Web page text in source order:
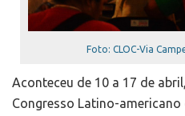
Foto: CLOC-Via
Aconteceu de 10 a 17 de
Congresso Latino-